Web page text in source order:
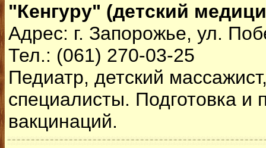
"Кенгуру" (детский
Адрес: г. Запорожье, ул.
Тел.: (061) 270-03-25
Педиатр, детский
специалисты. Подготовка и
вакцинаций.